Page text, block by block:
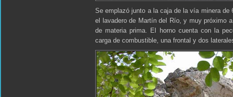
Se emplazó junto a la caja de la vía minera de
el lavadero de Martín del Río, y muy próximo
de materia prima. El horno cuenta con la
carga de combustible, una frontal y dos